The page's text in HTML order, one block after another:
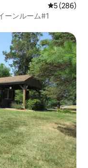
レビュー
5 (286)
ーンルーム#1